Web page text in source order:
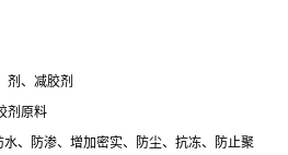
剂、减胶剂
剂原料
、防渗、增加密实、防尘、抗冻、防止聚